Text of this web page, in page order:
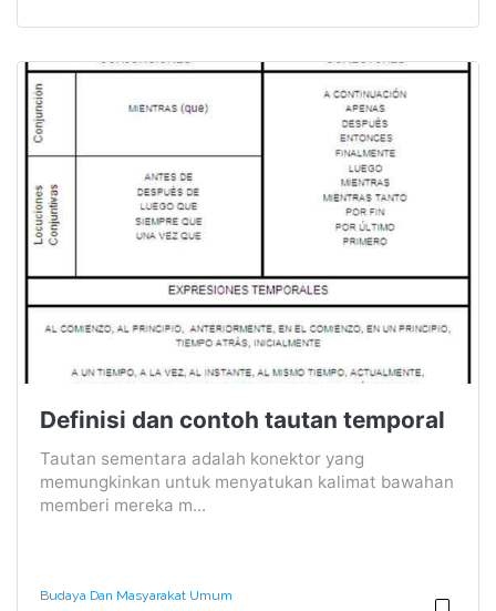
Definisi dan contoh tautan temporal
Tautan sementara adalah konektor yang
memungkinkan untuk menyatukan kalimat bawahan
memberi mereka m...
Budaya Dan Masyarakat Umum